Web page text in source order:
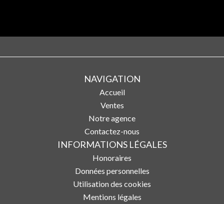
NAVIGATION
Accueil
Ventes
Notre agence
Contactez-nous
INFORMATIONS LÉGALES
Honoraires
Données personnelles
Utilisation des cookies
Mentions légales